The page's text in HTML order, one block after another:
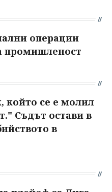
операции
промишленост
който се е молил
Съдът остави в
в